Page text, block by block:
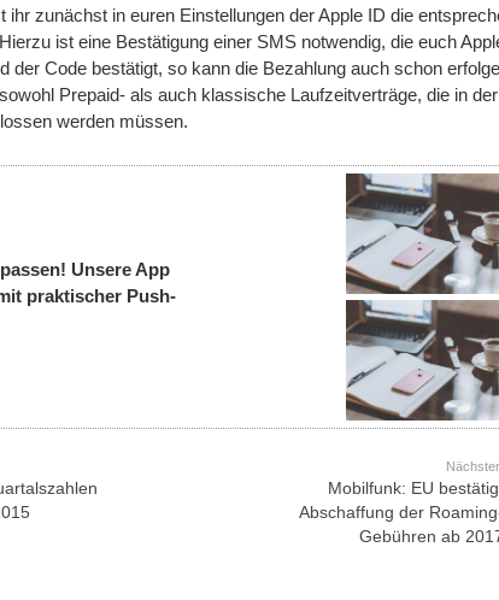
zunächst in euren Einstellungen der Apple ID die
ist eine Bestätigung einer SMS notwendig, die euch
der Code bestätigt, so kann die Bezahlung auch schon
Prepaid- als auch klassische Laufzeitverträge, die in
werden müssen.
Unsere App
praktischer Push-
Mobilfunk: EU
Abschaffung der
Gebühren ab